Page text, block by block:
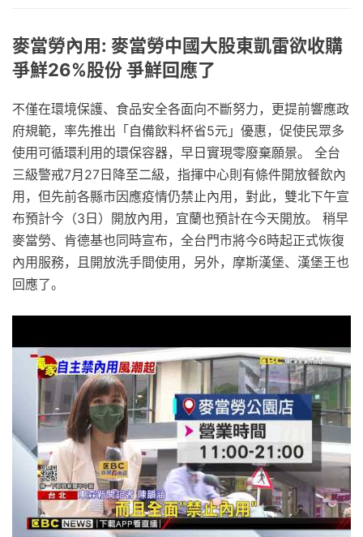
麥當勞內用: 麥當勞中國大股東凱雷欲收購
爭鮮26%股份 爭鮮回應了
不僅在環境保護、食品安全各面向不斷努力，更提前響應政
府規範，率先推出「自備飲料杯省5元」優惠，促使民眾多
使用可循環利用的環保容器，早日實現零廢棄願景。 全台
三級警戒7月27日降至二級，指揮中心則有條件開放餐飲內
用，但先前各縣市因應疫情仍禁止內用，對此，雙北下午宣
布預計今（3日）開放內用，宜蘭也預計在今天開放。 稍早
麥當勞、肯德基也同時宣布，全台門市將今6時起正式恢復
內用服務，且開放洗手間使用，另外，摩斯漢堡、漢堡王也
回應了。